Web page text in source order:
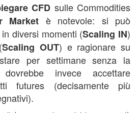
CFD sulle Commodities
Market è notevole: si può
diversi momenti (Scaling IN)
Scaling OUT) e ragionare su
per settimane senza la
invece accettare
futures (decisamente più